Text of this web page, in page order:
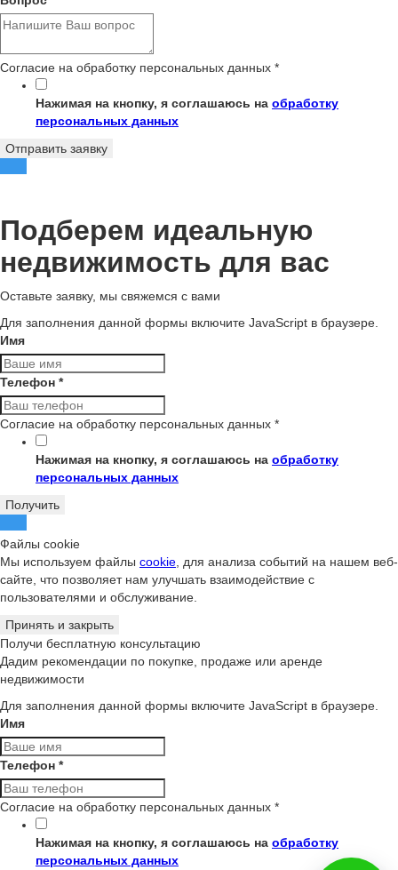
Согласие на обработку персональных данных *
Нажимая на кнопку, я соглашаюсь на обработку
персональных данных
Отправить заявку
Подберем идеальную
недвижимость для вас
Оставьте заявку, мы свяжемся с вами
Для заполнения данной формы включите JavaScript в браузере.
Имя
Телефон *
Согласие на обработку персональных данных *
Нажимая на кнопку, я соглашаюсь на обработку
персональных данных
Получить
Файлы cookie
Мы используем файлы cookie, для анализа событий на нашем веб-
сайте, что позволяет нам улучшать взаимодействие с
пользователями и обслуживание.
Принять и закрыть
Получи бесплатную консультацию
Дадим рекомендации по покупке, продаже или аренде
недвижимости
Для заполнения данной формы включите JavaScript в браузере.
Имя
Телефон *
Согласие на обработку персональных данных *
Нажимая на кнопку, я соглашаюсь на обработку
персональных данных